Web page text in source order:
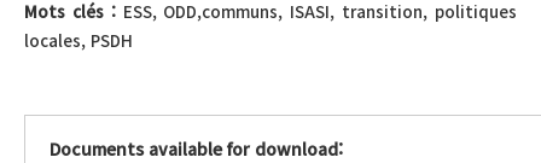
Mots clés : ESS, ODD,communs, ISASI, transition, politiques
locales, PSDH
Documents available for download: